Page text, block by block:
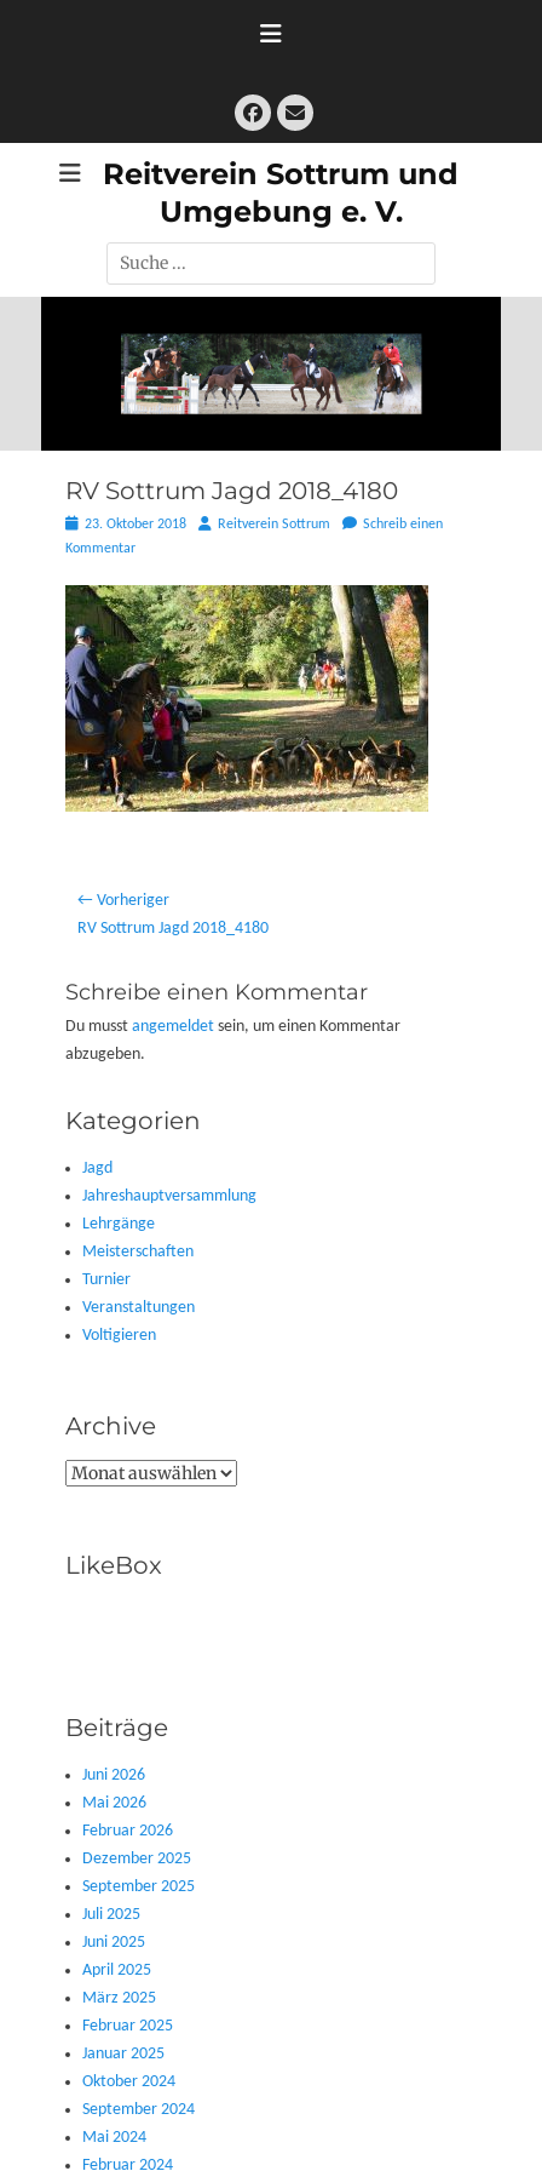
Facebook
E-
Mail
Reitverein Sottrum und
Umgebung e. V.
Suche
nach:
RV Sottrum Jagd 2018_4180
Posted
on
23. Oktober 2018 AutorReitverein Sottrum
Schreib einen
Kommentar
Beitragsnavigation
← Vorheriger
Vorheriger
RV Sottrum Jagd 2018_4180
Schreibe einen Kommentar
Du musst angemeldet sein, um einen Kommentar
abzugeben.
Kategorien
Jagd
Jahreshauptversammlung
Lehrgänge
Meisterschaften
Turnier
Veranstaltungen
Voltigieren
Archive
Archive
LikeBox
Beiträge
Juni 2026
Mai 2026
Februar 2026
Dezember 2025
September 2025
Juli 2025
Juni 2025
April 2025
März 2025
Februar 2025
Januar 2025
Oktober 2024
September 2024
Mai 2024
Februar 2024